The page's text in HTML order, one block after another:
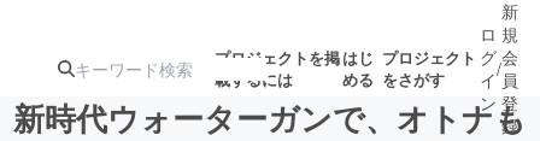
プロジェクトを掲
載するには
はじ
める
プロジェクト
をさがす
ロ
グ
イ
ン
/
新
規
会
員
登
録
新時代ウォーターガンで、オトナも